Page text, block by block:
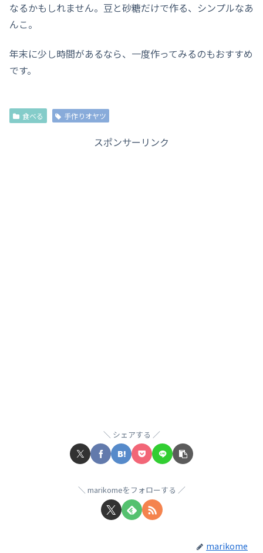
なるかもしれません。豆と砂糖だけで作る、シンプルなあ
んこ。
年末に少し時間があるなら、一度作ってみるのもおすすめ
です。
食べる 手作りオヤツ
スポンサーリンク
シェアする
marikomeをフォローする
marikome